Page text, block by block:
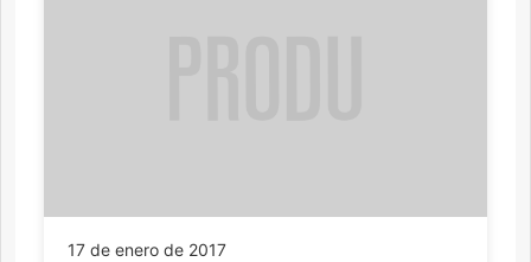
17 de enero de 2017